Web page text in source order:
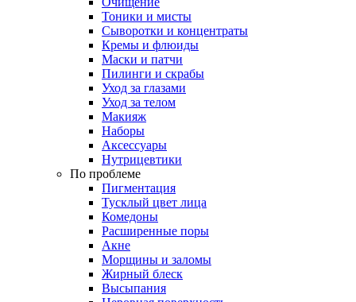
Тоники и мисты
Сыворотки и концентраты
Кремы и флюиды
Маски и патчи
Пилинги и скрабы
Уход за глазами
Уход за телом
Макияж
Наборы
Аксессуары
Нутрицевтики
По проблеме
Пигментация
Тусклый цвет лица
Комедоны
Расширенные поры
Акне
Морщины и заломы
Жирный блеск
Высыпания